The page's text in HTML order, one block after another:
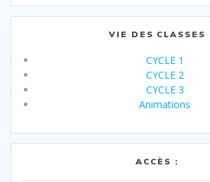
VIE DES CLASSES
CYCLE 1
CYCLE 2
CYCLE 3
Animations
ACCÈS :